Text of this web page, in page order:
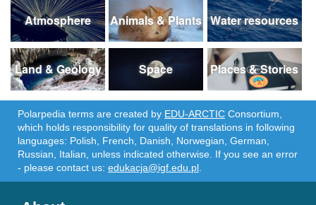
Atmosphere Animals & Plants Water resources
Land & Geology Space Places & Stories
Polarpedia terms are created by EDU-ARCTIC Consortium,
which holds responsibility for quality of translations in following
languages: Polish, French, Danish, Norwegian, German,
Russian, Italian, unless indicated otherwise. If you see an error
- please contact us: edukacja@igf.edu.pl